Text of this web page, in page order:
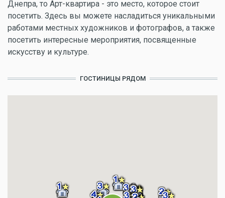
Днепра, то Арт-квартира - это место, которое стоит
посетить. Здесь вы можете насладиться уникальными
работами местных художников и фотографов, а также
посетить интересные мероприятия, посвященные
искусству и культуре.
ГОСТИНИЦЫ РЯДОМ